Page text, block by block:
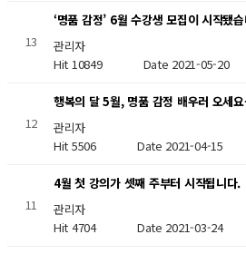
13
‘명품 감정’ 6월 수강생 모집이 시작됐
관리자
Hit 10849 Date 2021-05-20
12
행복의 달 5월, 명품 감정 배우러 오세
관리자
Hit 5506 Date 2021-04-15
11
4월 첫 강의가 셋째 주부터 시작됩니다.
관리자
Hit 4704 Date 2021-03-24